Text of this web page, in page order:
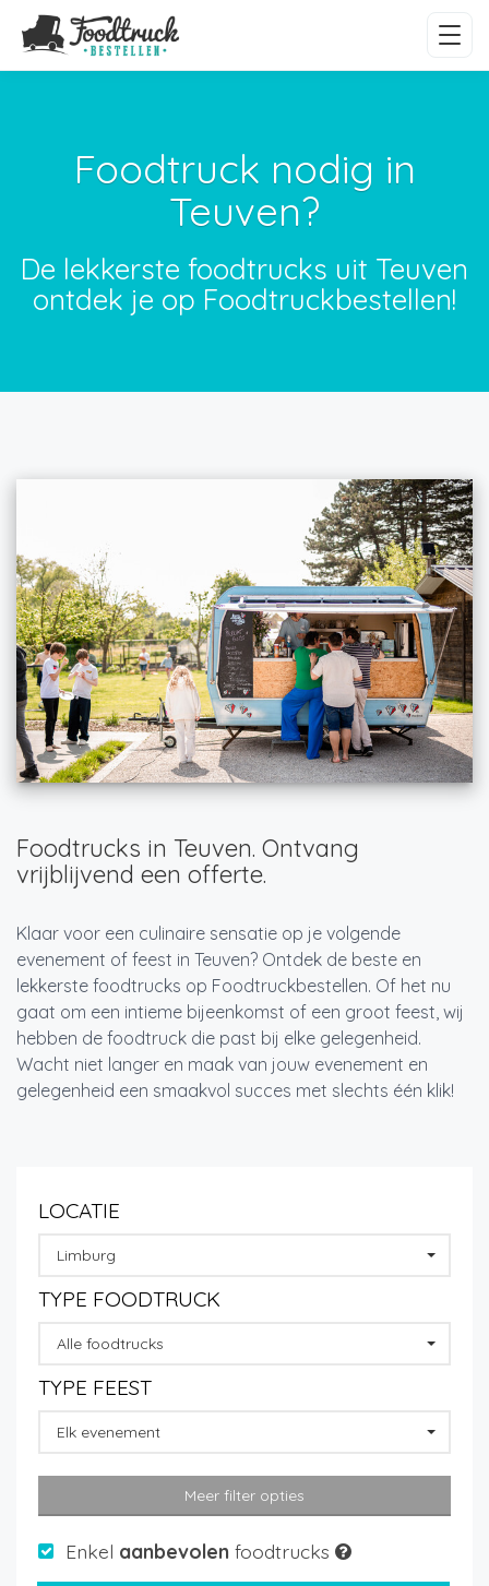
Foodtruck nodig in
Teuven?
De lekkerste foodtrucks uit Teuven
ontdek je op Foodtruckbestellen!
Foodtrucks in Teuven. Ontvang
vrijblijvend een offerte.
Klaar voor een culinaire sensatie op je volgende
evenement of feest in Teuven? Ontdek de beste en
lekkerste foodtrucks op Foodtruckbestellen. Of het nu
gaat om een intieme bijeenkomst of een groot feest, wij
hebben de foodtruck die past bij elke gelegenheid.
Wacht niet langer en maak van jouw evenement en
gelegenheid een smaakvol succes met slechts één klik!
LOCATIE
Limburg
TYPE FOODTRUCK
Alle foodtrucks
TYPE FEEST
Elk evenement
Meer filter opties
Enkel aanbevolen foodtrucks